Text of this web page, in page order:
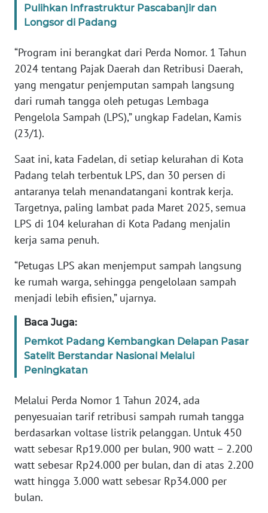
Pulihkan Infrastruktur Pascabanjir dan
Longsor di Padang
“Program ini berangkat dari Perda Nomor. 1 Tahun
2024 tentang Pajak Daerah dan Retribusi Daerah,
yang mengatur penjemputan sam­pah langsung
dari rumah tangga oleh petugas Lem­baga
Pengelola Sampah (LPS),” ungkap Fa­delan, Kamis
(23/1).
Saat ini, kata Fadelan, di setiap kelurahan di Kota
Padang telah terbentuk LPS, dan 30 persen di
antaranya telah menandatangani kontrak kerja.
Targetnya, paling lambat pada Maret 2025, semua
LPS di 104 kelurahan di Kota Pa­dang menjalin
kerja sama penuh.
“Petugas LPS akan men­jem­put sampah langsung
ke rumah warga, sehingga pengelolaan sampah
menjadi lebih efisien,” ujarnya.
Baca Juga:
Pemkot Padang Kembangkan Delapan Pasar
Satelit Berstandar Nasional Melalui
Peningkatan
Melalui Perda Nomor 1 Tahun 2024, ada
penyesuaian tarif retribusi sampah rumah tangga
berdasarkan voltase listrik pelanggan. Untuk 450
watt sebesar Rp19.000 per bulan, 900 watt – 2.200
watt sebesar Rp24.­000 per bulan, dan di atas 2.200
watt hingga 3.000 watt sebesar Rp34.­000 per
bulan.
JAKARTA
JABAR
WN
BANTEN
WN
NTT
WN
KEPRI
WN
PAPUA
PAPUA
BARAT
WN
RIAU
WN
SERAMBI
WN
JAMBI
WN
SULTRA
WN